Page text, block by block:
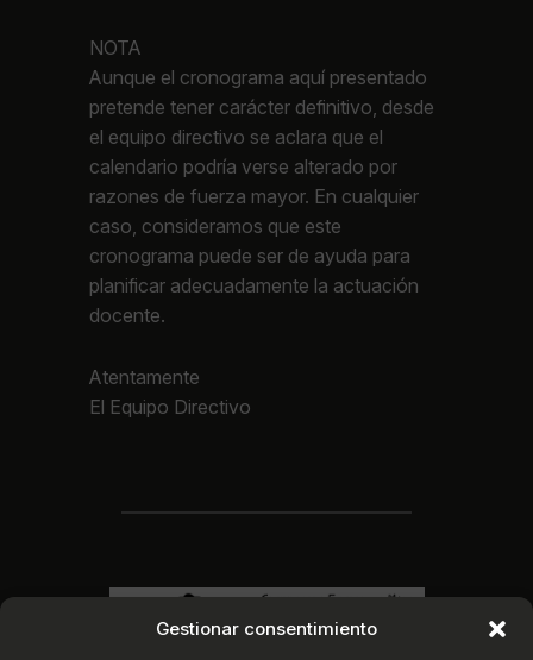
Gestionar consentimiento
NOTA
Aunque el cronograma aquí presentado
pretende tener carácter definitivo, desde
el equipo directivo se aclara que el
calendario podría verse alterado por
razones de fuerza mayor. En cualquier
caso, consideramos que este
cronograma puede ser de ayuda para
planificar adecuadamente la actuación
docente.
Atentamente
El Equipo Directivo